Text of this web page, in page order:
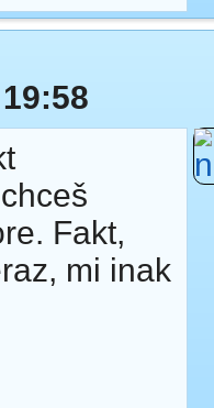
Fakt,
mi inak